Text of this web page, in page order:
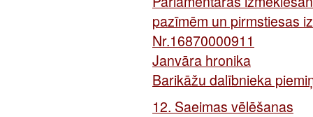
pazīmēm un pirmstiesas
Nr.16870000911
Janvāra hronika
Barikāžu dalībnieka
12. Saeimas vēlēšanas